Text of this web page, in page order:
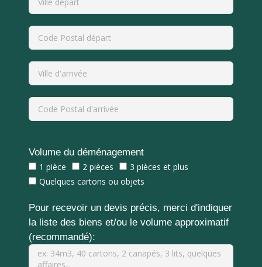
Volume du déménagement
1 pièce
2 pièces
3 pièces et plus
Quelques cartons ou objets
Pour recevoir un devis précis, merci d'indiquer
la liste des biens et/ou le volume approximatif
(recommandé):